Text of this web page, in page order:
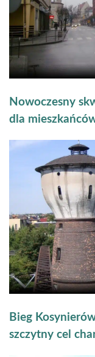
Nowoczesny
dla
Bieg
szczytny cel